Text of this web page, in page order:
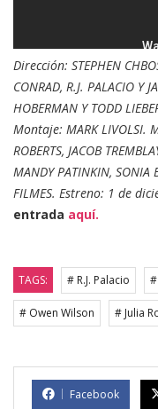
Dirección: STEPHEN
CONRAD, R.J. PALACIO Y
HOBERMAN Y TODD
Montaje: MARK LIVOLSI.
ROBERTS, JACOB
MANDY PATINKIN,
FILMES. Estreno: 1 de
entrada aquí.
TAGS: # R.J. Palacio
# Owen Wilson # Julia
Facebook